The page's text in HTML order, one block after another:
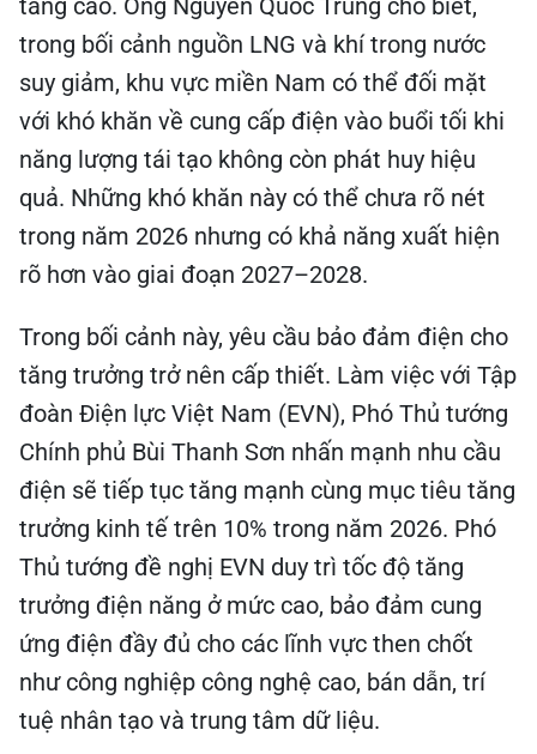
tăng cao. Ông Nguyễn Quốc Trung cho biết,
trong bối cảnh nguồn LNG và khí trong nước
suy giảm, khu vực miền Nam có thể đối mặt
với khó khăn về cung cấp điện vào buổi tối khi
năng lượng tái tạo không còn phát huy hiệu
quả. Những khó khăn này có thể chưa rõ nét
trong năm 2026 nhưng có khả năng xuất hiện
rõ hơn vào giai đoạn 2027–2028.
Trong bối cảnh này, yêu cầu bảo đảm điện cho
tăng trưởng trở nên cấp thiết. Làm việc với Tập
đoàn Điện lực Việt Nam (EVN), Phó Thủ tướng
Chính phủ Bùi Thanh Sơn nhấn mạnh nhu cầu
điện sẽ tiếp tục tăng mạnh cùng mục tiêu tăng
trưởng kinh tế trên 10% trong năm 2026. Phó
Thủ tướng đề nghị EVN duy trì tốc độ tăng
trưởng điện năng ở mức cao, bảo đảm cung
ứng điện đầy đủ cho các lĩnh vực then chốt
như công nghiệp công nghệ cao, bán dẫn, trí
tuệ nhân tạo và trung tâm dữ liệu.